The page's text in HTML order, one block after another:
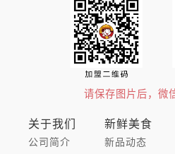
请保存图片后，微
关于我们
公司简介
新鲜美食
新品动态